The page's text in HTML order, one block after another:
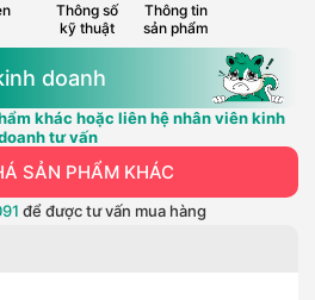
Thông số
kỹ thuật
Thông tin
sản phẩm
doanh
khác hoặc liên hệ nhân viên kinh
tư vấn
SẢN PHẨM KHÁC
để được tư vấn mua hàng